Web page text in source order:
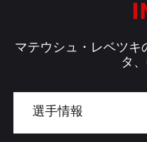
マテウシュ・レベツキ
タ